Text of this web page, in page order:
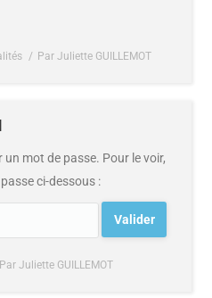
ParJuliette GUILLEMOT
mot de passe. Pour le voir,
ci-dessous :
ParJuliette GUILLEMOT